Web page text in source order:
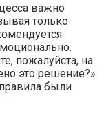
важно
только
пожалуйста, на
это решение?»
были